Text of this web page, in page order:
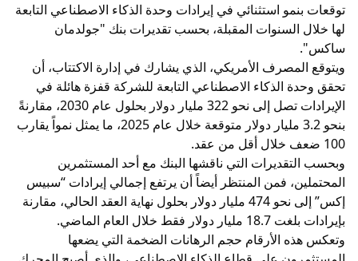
توقعات بنمو استثنائي في إيرادات وحدة الذكاء الاصطناعي التابعة
لها خلال السنوات المقبلة، بحسب تقديرات بنك "جولدمان
ساكس".
ويتوقع المصرف الأمريكي، الذي يشارك في إدارة الاكتتاب، أن
تحقق وحدة الذكاء الاصطناعي التابعة للشركة قفزة هائلة في
الإيرادات تصل إلى نحو 322 مليار دولار بحلول عام 2030، مقارنةً
بنحو 3.2 مليار دولار متوقعة خلال عام 2025، ما يمثل نمواً يقارب
100 ضعف خلال أقل من عقد.
وبحسب التقديرات التي ناقشها البنك مع أحد المستثمرين
المحتملين، فمن المنتظر أيضاً أن يرتفع إجمالي إيرادات “سبيس
إكس” إلى نحو 474 مليار دولار بحلول نهاية العقد الحالي، مقارنة
بإيرادات بلغت 18.7 مليار دولار فقط خلال العام الماضي.
وتعكس هذه الأرقام حجم الرهانات الضخمة التي يضعها